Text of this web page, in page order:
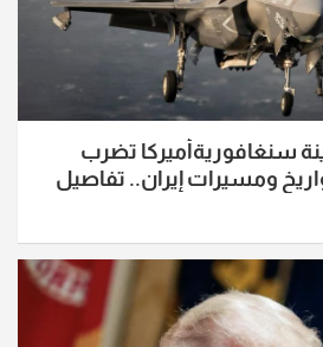
سنغافوريةأميركا تضرب
ومسيرات إيران.. تفاصيل